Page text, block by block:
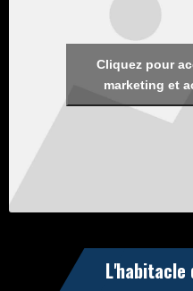
Cliquez pour
marketing et
L'habitacle